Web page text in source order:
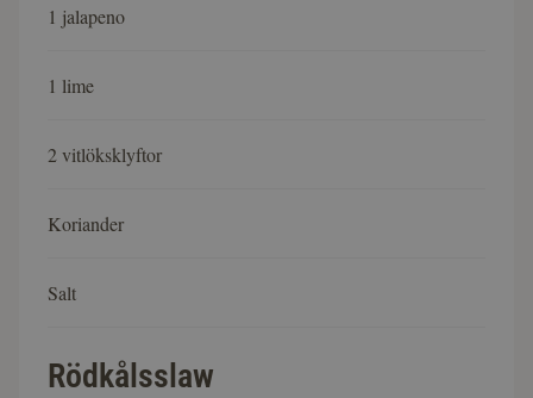
1 jalapeno
1 lime
2 vitlöksklyftor
Koriander
Salt
Rödkålsslaw